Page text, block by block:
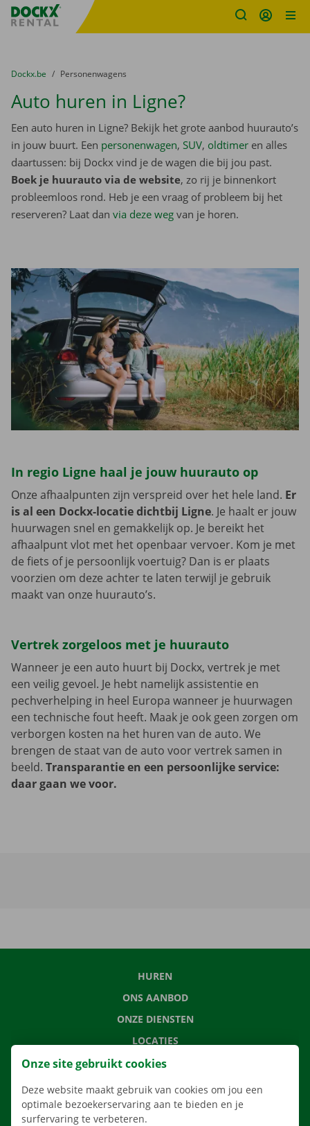
Fratello DEMO
U bevindt zich hier:
van
Dockx.be naar
Personenwagens
Auto huren in Ligne?
Een auto huren in Ligne? Bekijk het grote aanbod huurauto’s
in jouw buurt. Een personenwagen, SUV, oldtimer en alles
daartussen: bij Dockx vind je de wagen die bij jou past.
Boek je huurauto via de website, zo rij je binnenkort
probleemloos rond. Heb je een vraag of probleem bij het
reserveren? Laat dan via deze weg van je horen.
In regio Ligne haal je jouw huurauto op
Onze afhaalpunten zijn verspreid over het hele land. Er
is al een Dockx-locatie dichtbij Ligne. Je haalt er jouw
huurwagen snel en gemakkelijk op. Je bereikt het
afhaalpunt vlot met het openbaar vervoer. Kom je met
de fiets of je persoonlijk voertuig? Dan is er plaats
voorzien om deze achter te laten terwijl je gebruik
maakt van onze huurauto’s.
Vertrek zorgeloos met je huurauto
Wanneer je een auto huurt bij Dockx, vertrek je met
een veilig gevoel. Je hebt namelijk assistentie en
pechverhelping in heel Europa wanneer je huurwagen
een technische fout heeft. Maak je ook geen zorgen om
verborgen kosten na het huren van de auto. We
brengen de staat van de auto voor vertrek samen in
beeld. Transparantie en een persoonlijke service:
daar gaan we voor.
HUREN
ONS AANBOD
ONZE DIENSTEN
LOCATIES
APP
VERHUISOPLOSSINGEN
Onze site gebruikt cookies
Deze website maakt gebruik van cookies om jou een
optimale bezoekerservaring aan te bieden en je
surfervaring te verbeteren.